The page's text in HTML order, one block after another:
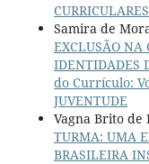
Samira de
EXCLUSÃO NA
IDENTIDADES
do Currículo:
JUVENTUDE
Vagna Brito de
TURMA: UMA
BRASILEIRA